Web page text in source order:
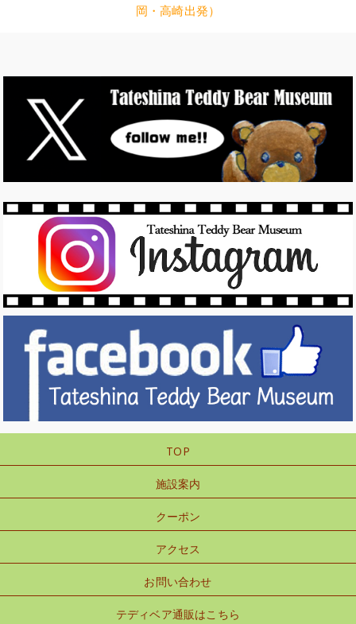
岡・高崎出発）
TOP
施設案内
クーポン
アクセス
お問い合わせ
テディベア通販はこちら